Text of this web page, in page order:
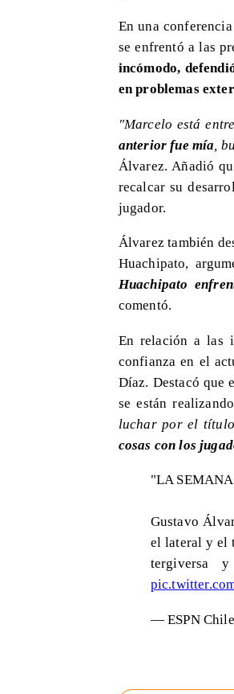
En una
se enfrentó a las
incómodo,
en problemas
"Marcelo está
anterior fue mía ,
Álvarez. Añadió
recalcar su
jugador.
Álvarez también
Huachipato,
Huachipato
comentó.
En relación a las
confianza en el
Díaz. Destacó que
se están
luchar por el
cosas con los
"LA
Gustavo
el lateral y el
tergiversa
— ESPN